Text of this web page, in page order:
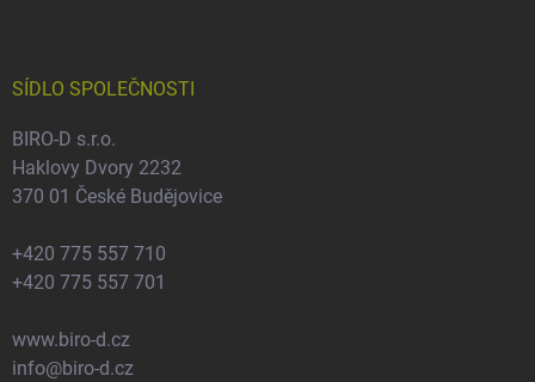
SÍDLO SPOLEČNOSTI
BIRO-D s.r.o.
Haklovy Dvory 2232
370 01 České Budějovice
+420 775 557 710
+420 775 557 701
www.biro-d.cz
info@biro-d.cz